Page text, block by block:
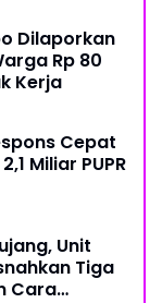
Dilaporkan
Rp 80
Kerja
Cepat
Miliar PUPR
Unit
Tiga
Cara